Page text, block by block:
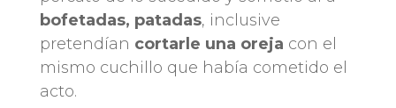
bofetadas, patadas, inclusive
pretendían cortarle una oreja con el
mismo cuchillo que había cometido el
acto.